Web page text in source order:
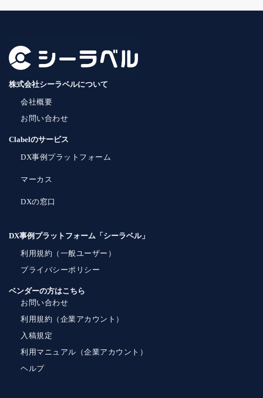
株式会社シーラベルについて
会社概要
お問い合わせ
Clabelのサービス
DX事例プラットフォーム
マーカス
DXの窓口
DX事例プラットフォーム「シーラベル」
利用規約（一般ユーザー）
プライバシーポリシー
ベンダーの方はこちら
お問い合わせ
利用規約（企業アカウント）
入稿規定
利用マニュアル（企業アカウント）
ヘルプ